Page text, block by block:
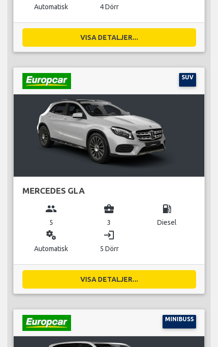
Automatisk 4 Dörr
VISA DETALJER...
SUV
MERCEDES GLA
group
5
business_center
3
local_gas_station
Diesel
miscellaneous_services
Automatisk
login
5 Dörr
VISA DETALJER...
MINIBUSS